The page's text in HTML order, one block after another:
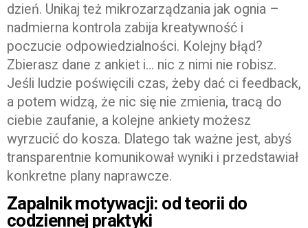
dzień. Unikaj też mikrozarządzania jak ognia –
nadmierna kontrola zabija kreatywność i
poczucie odpowiedzialności. Kolejny błąd?
Zbierasz dane z ankiet i… nic z nimi nie robisz.
Jeśli ludzie poświęcili czas, żeby dać ci feedback,
a potem widzą, że nic się nie zmienia, tracą do
ciebie zaufanie, a kolejne ankiety możesz
wyrzucić do kosza. Dlatego tak ważne jest, abyś
transparentnie komunikował wyniki i przedstawiał
konkretne plany naprawcze.
Zapalnik motywacji: od teorii do
codziennej praktyki